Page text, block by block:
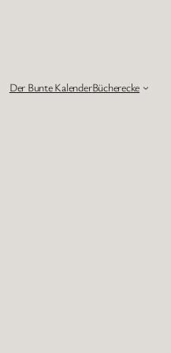
Der Bunte KalenderBücherecke